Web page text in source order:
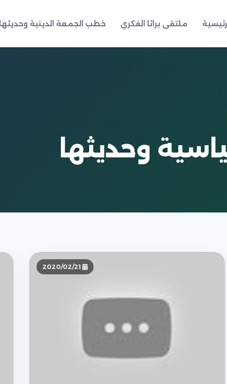
ملتقى براثا الفكري خطب الجمعة الدينية وحديثها
وحديثها